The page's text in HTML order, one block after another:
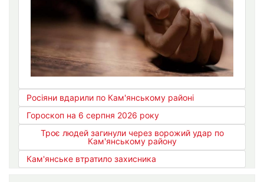
Росіяни вдарили по Кам'янському районі
Гороскоп на 6 серпня 2026 року
Троє людей загинули через ворожий удар по
Кам'янському району
Кам'янське втратило захисника